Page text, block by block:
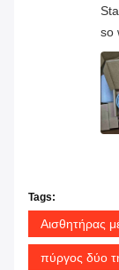
so
Tags:
Αισθητήρας
πύργος δύο